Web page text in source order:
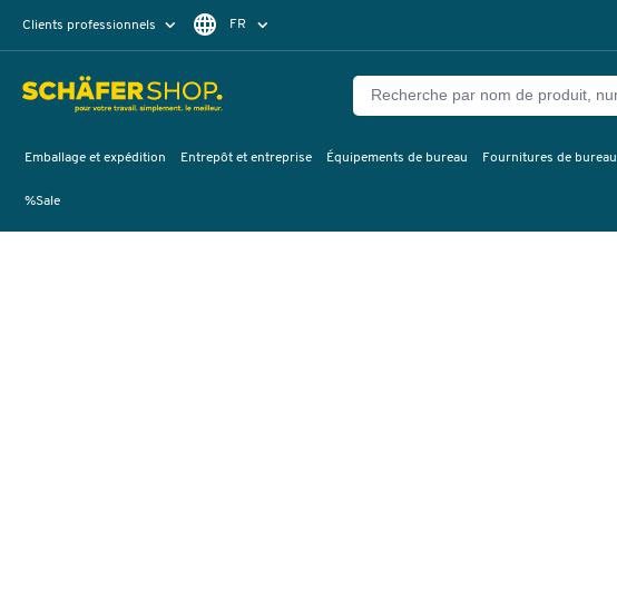
Clients professionnels FR
Emballage et expédition Entrepôt et entreprise Équipements de bureau Fournitures de bureau
%Sale